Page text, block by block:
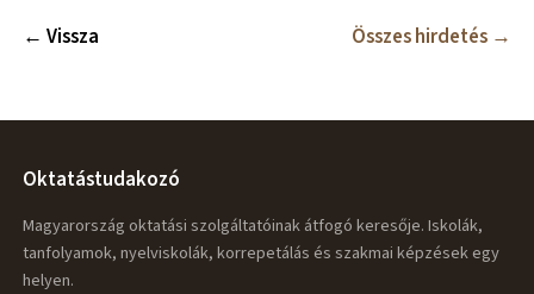
← Vissza Összes hirdetés →
Oktatástudakozó
Magyarország oktatási szolgáltatóinak átfogó keresője. Iskolák,
tanfolyamok, nyelviskolák, korrepetálás és szakmai képzések egy
helyen.